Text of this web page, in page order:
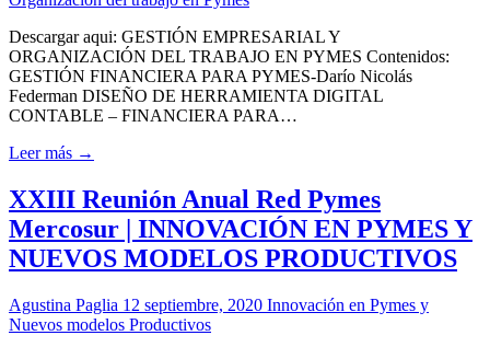
Descargar aqui: GESTIÓN EMPRESARIAL Y
ORGANIZACIÓN DEL TRABAJO EN PYMES Contenidos:
GESTIÓN FINANCIERA PARA PYMES-Darío Nicolás
Federman DISEÑO DE HERRAMIENTA DIGITAL
CONTABLE – FINANCIERA PARA…
Leer más →
XXIII Reunión Anual Red Pymes
Mercosur | INNOVACIÓN EN PYMES Y
NUEVOS MODELOS PRODUCTIVOS
Agustina Paglia 12 septiembre, 2020 Innovación en Pymes y
Nuevos modelos Productivos